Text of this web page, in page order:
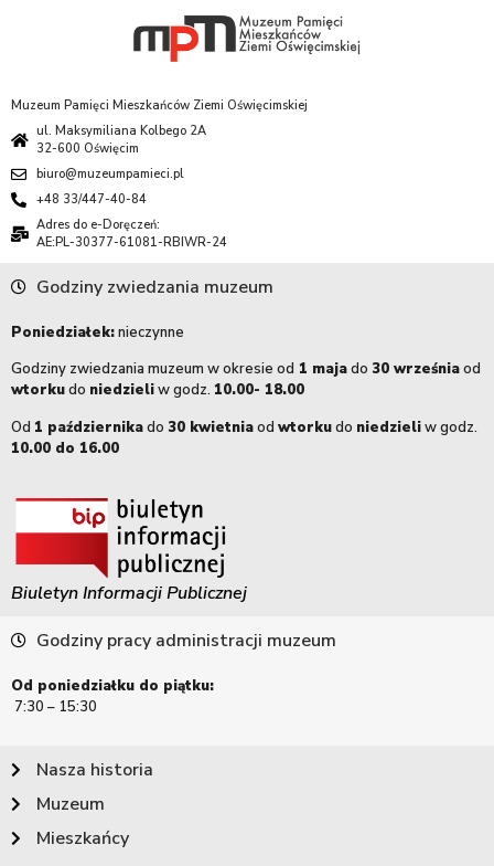
Muzeum Pamięci Mieszkańców Ziemi Oświęcimskiej
ul. Maksymiliana Kolbego 2A
32-600 Oświęcim
biuro@muzeumpamieci.pl
+48 33/447-40-84
Adres do e-Doręczeń:
AE:PL-30377-61081-RBIWR-24
Godziny zwiedzania muzeum
Poniedziałek:nieczynne
Godziny zwiedzania muzeum w okresie od 1 majado 30 wrześniaod
wtorkudo niedzieliw godz. 10.00- 18.00
Od 1 październikado 30 kwietniaod wtorkudo niedzieliw godz.
10.00 do 16.00
Biuletyn Informacji Publicznej
Godziny pracy administracji muzeum
Od poniedziałku do piątku:
7:30 – 15:30
Nasza historia
Muzeum
Mieszkańcy